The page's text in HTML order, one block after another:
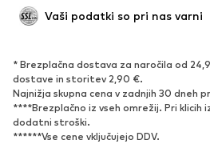
'Upcycling'
Novo
Superge
Čevlji z visoko peto
Sandali
Vaši podatki so pri nas varni
* Brezplačna dostava za naročila od
dostave in storitev 2,90 €.
Najnižja skupna cena v zadnjih 30 dneh
****Brezplačno iz vseh omrežij. Pri klicih
dodatni stroški.
******Vse cene vključujejo DDV.